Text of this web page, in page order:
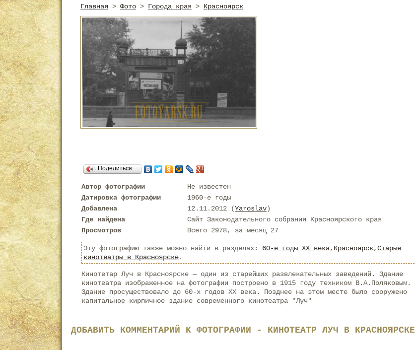
Главная > Фото > Города края > Красноярск
Поделиться…
Автор фотографии
Не известен
Датировка фотографии
1960-е годы
Добавлена
12.11.2012 (Yaroslav)
Где найдена
Сайт Законодательного собрания Красноярского края
Просмотров
Всего 2978, за месяц 27
Эту фотографию также можно найти в разделах: 60-е годы XX века, Красноярск,Старые
кинотеатры в Красноярске.
Кинотетар Луч в Красноярске — один из старейших развлекательных заведений. Здание
кинотеатра изображенное на фотографии построено в 1915 году техником В.А.Поляковым.
Здание просуществовало до 60-х годов XX века. Позднее на этом месте было сооружено
капитальное кирпичное здание современного кинотеатра "Луч"
ДОБАВИТЬ КОММЕНТАРИЙ К ФОТОГРАФИИ - КИНОТЕАТР ЛУЧ В КРАСНОЯРСКЕ